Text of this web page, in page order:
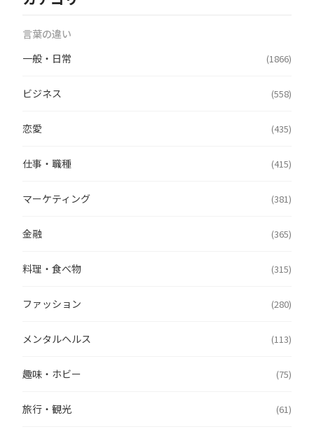
言葉の違い
一般・日常
(1866)
ビジネス (558)
恋愛 (435)
仕事・職種 (415)
マーケティング (381)
金融 (365)
料理・食べ物 (315)
ファッション (280)
メンタルヘルス (113)
趣味・ホビー (75)
旅行・観光 (61)